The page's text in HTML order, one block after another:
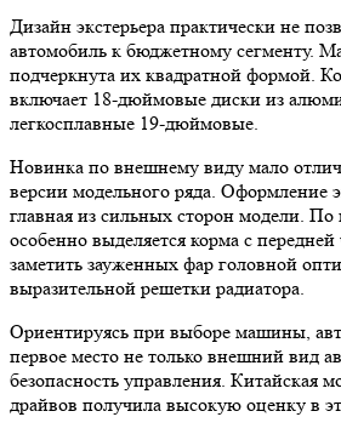
Дизайн экстерьера практически не
автомобиль к бюджетному сегменту.
подчеркнута их квадратной формой.
включает 18-дюймовые диски из
легкосплавные 19-дюймовые.
Новинка по внешнему виду мало
версии модельного ряда. Оформление
главная из сильных сторон модели. По
особенно выделяется корма с
заметить зауженных фар головной
выразительной решетки радиатора.
Ориентируясь при выборе машины,
первое место не только внешний вид
безопасность управления. Китайская
драйвов получила высокую оценку в